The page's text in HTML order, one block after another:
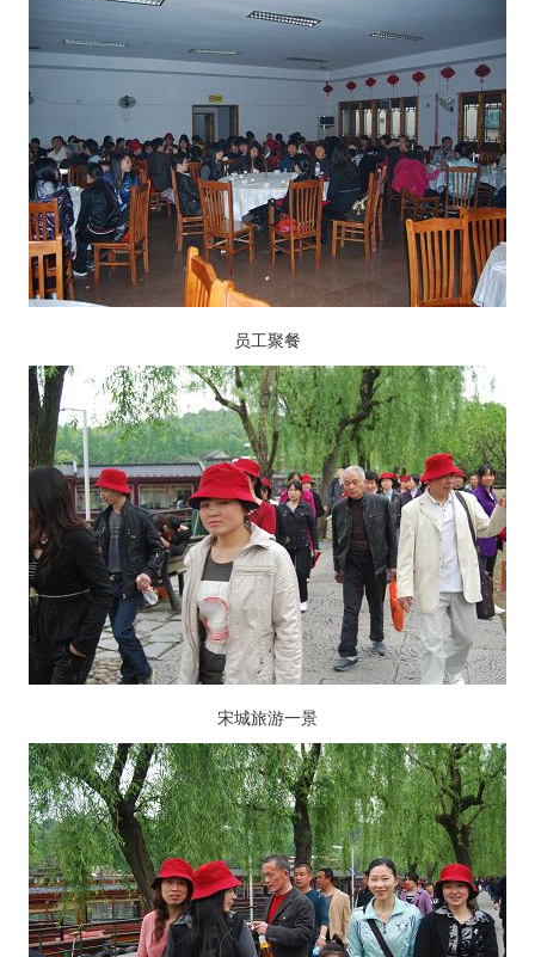
员工聚餐
宋城旅游一景